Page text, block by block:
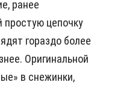
ранее
цепочку
гораздо более
Оригинальной
в снежинки,